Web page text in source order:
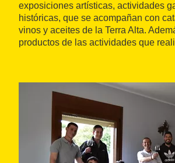
exposiciones artísticas, actividades
históricas, que se acompañan con
vinos y aceites de la Terra Alta.
productos de las actividades que